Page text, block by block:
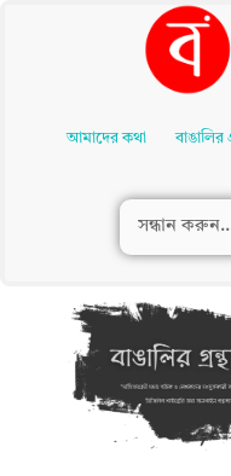
Contentআমাদের কথা বাঙালির